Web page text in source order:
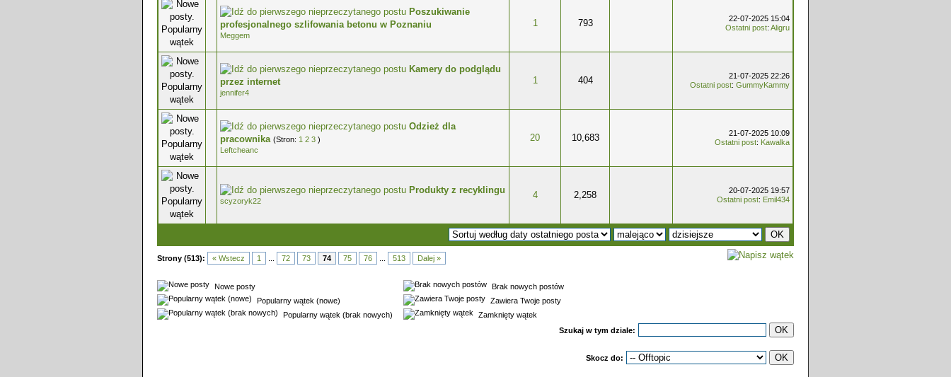
Poszukiwanie
profesjonalnego szlifowania betonu w Poznaniu
Meggem
1 793
0 głosów - średnia ocena: 0 na 5 gwiazdek
22-07-2025 15:04
Ostatni post: Aligru
Kamery do podglądu
przez internet
jennifer4
1 404
0 głosów - średnia ocena: 0 na 5 gwiazdek
21-07-2025 22:26
Ostatni post: GummyKammy
Odzież dla
pracownika (Stron: 1 2 3 )
Leftcheanc
20 10,683
0 głosów - średnia ocena: 0 na 5 gwiazdek
21-07-2025 10:09
Ostatni post: Kawalka
Produkty z recyklingu
scyzoryk22
4 2,258
0 głosów - średnia ocena: 0 na 5 gwiazdek
20-07-2025 19:57
Ostatni post: Emil434
Strony (513): « Wstecz 1 72 73 74 75 76 513 Dalej »
Nowe posty
Popularny wątek (nowe)
Popularny wątek (brak nowych)
Brak nowych postów
Zawiera Twoje posty
Zamknięty wątek
Szukaj w tym dziale:
Skocz do: